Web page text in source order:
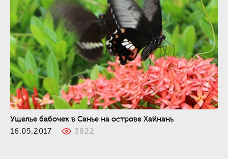
Ущелье бабочек в Санье на острове Хайнань
16.05.2017
3822